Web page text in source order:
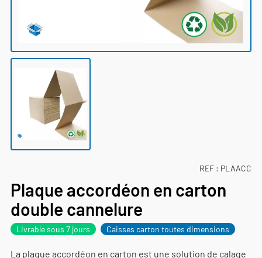
REF : PLAACC
Plaque accordéon en carton
double cannelure
Livrable sous 7 jours Caisses carton toutes dimensions
La plaque accordéon en carton est une solution de calage